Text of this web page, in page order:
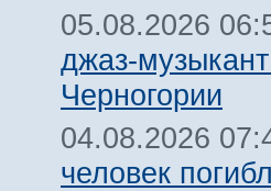
05.08.2026
джаз-
Черногории
04.08.2026
человек